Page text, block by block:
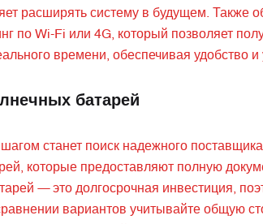
расширять систему в будущем. Также
по Wi-Fi или 4G, который позволяет
времени, обеспечивая удобство и
батарей
станет поиск надежного
которые предоставляют полную
— это долгосрочная инвестиция,
вариантов учитывайте общую